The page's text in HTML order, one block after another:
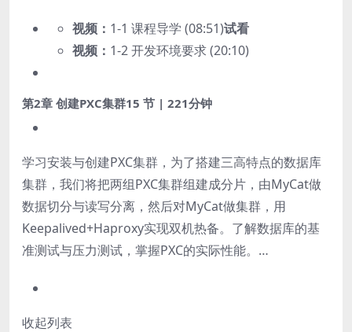
视频： 1-1 课程导学 (08:51)试看
视频： 1-2 开发环境要求 (20:10)
第2章 创建PXC集群15 节 | 221分钟
学习安装与创建PXC集群，为了搭建三高特点的数据库
集群，我们将把两组PXC集群组建成分片，由MyCat做
数据切分与读写分离，然后对MyCat做集群，用
Keepalived+Haproxy实现双机热备。了解数据库的基
准测试与压力测试，掌握PXC的实际性能。…
收起列表